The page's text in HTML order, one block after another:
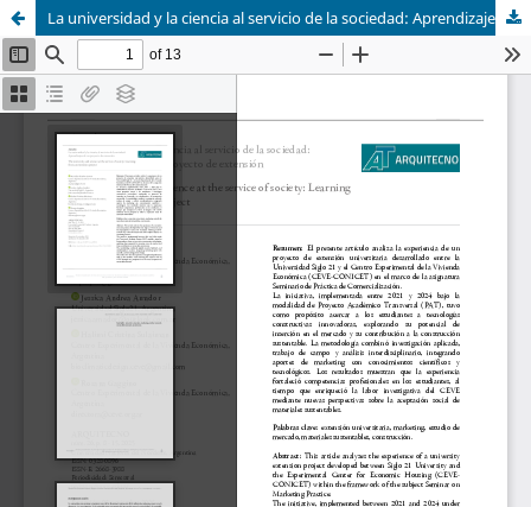
La universidad y la ciencia al servicio de la sociedad: Aprendizajes de un proyecto de extensión